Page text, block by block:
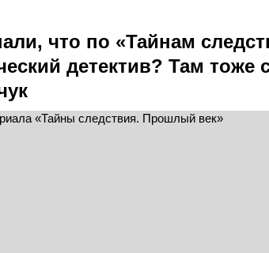
что по «Тайнам
детектив? Там тоже